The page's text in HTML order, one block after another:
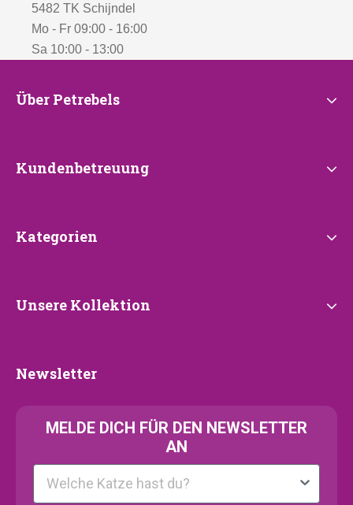
5482 TK Schijndel
Mo - Fr 09:00 - 16:00
Sa 10:00 - 13:00
Über
Über Petrebels
Kundenbetreuung
Kundenbetreuung
Kategorien
Kategorien
Unsere
Unsere Kollektion
Newsletter
Newsletter
MELDE DICH FÜR DEN NEWSLETTER
AN
Kattenras